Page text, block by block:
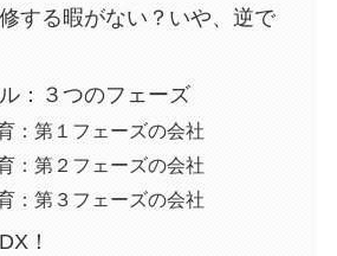
する暇がない？いや、逆で
：３つのフェーズ
：第１フェーズの会社
：第２フェーズの会社
：第３フェーズの会社
！